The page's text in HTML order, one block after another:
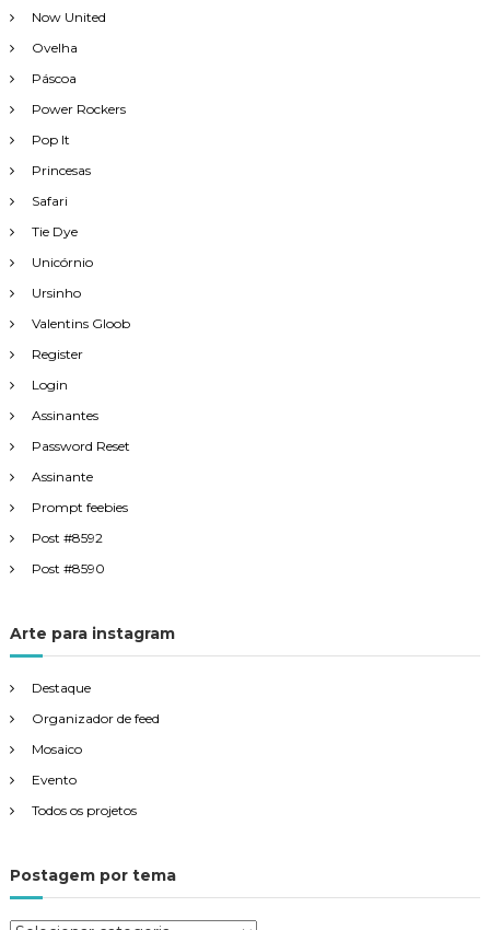
Now United
Ovelha
Páscoa
Power Rockers
Pop It
Princesas
Safari
Tie Dye
Unicórnio
Ursinho
Valentins Gloob
Register
Login
Assinantes
Password Reset
Assinante
Prompt feebies
Post #8592
Post #8590
Arte para instagram
Destaque
Organizador de feed
Mosaico
Evento
Todos os projetos
Postagem por tema